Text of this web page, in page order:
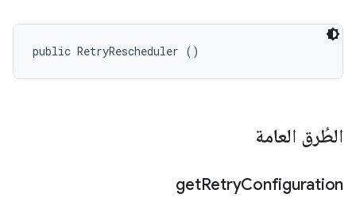
public RetryRescheduler ()
الطُرق العامة
getRetryConfiguration